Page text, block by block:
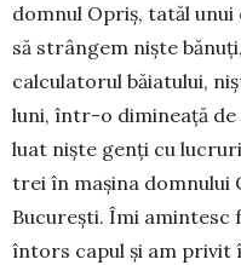
domnul Opriș, tatăl unui
să strângem niște
calculatorul băiatului,
luni, într-o dimineață de
luat niște genți cu
trei în mașina domnului
București. Îmi amintesc
întors capul și am privit